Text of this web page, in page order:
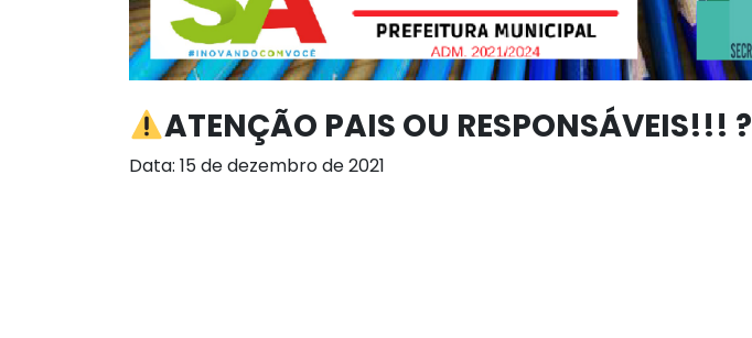
ATENÇÃO PAIS OU RESPONSÁVEIS!!! ?
Data: 15 de dezembro de 2021